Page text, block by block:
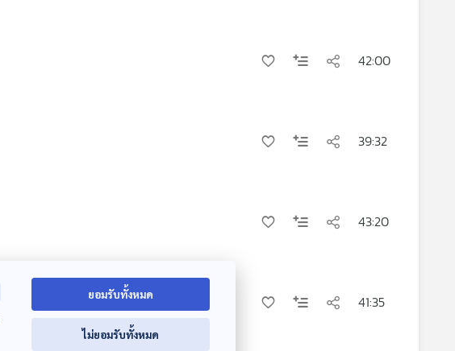
42:00
39:32
43:20
41:35
ยอมรับทั้งหมด
ไม่ยอมรับทั้งหมด